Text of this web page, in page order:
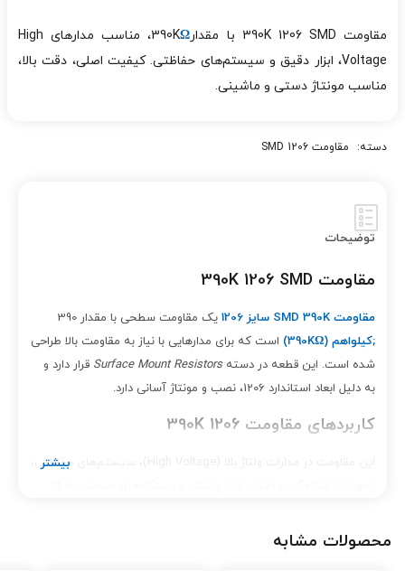
مقاومت 390K 1206 SMD با مقدار390K Ω
، مناسب مدارهای High
Voltage، ابزار دقیق و سیستم‌های حفاظتی. کیفیت اصلی، دقت بالا،
مناسب مونتاژ دستی و ماشینی.
دسته: مقاومت 1206 SMD
توضیحات
مقاومت 390K 1206 SMD
مقاومت SMD 390K سایز 1206
یک مقاومت سطحی با مقدار 390
;کیلواهم (390KΩ)
است که برای مدارهایی با نیاز به مقاومت بالا طراحی
شده است. این قطعه در دستهSurface Mount Resistors قرار دارد و
به دلیل ابعاد استاندارد 1206، نصب و مونتاژ آسانی دارد.
کاربردهای مقاومت 390K 1206
این مقاومت در مدارات ولتاژ بالا (High Voltage)، سیستم‌های حفاظتی،
مهم آن است.
محصولات مشابه